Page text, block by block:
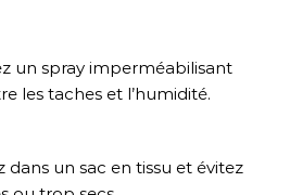
un spray imperméabilisant
les taches et l’humidité.
dans un sac en tissu et évitez